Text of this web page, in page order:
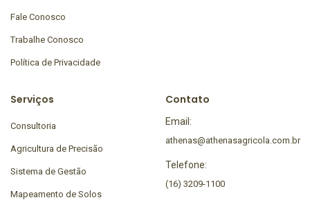
Fale Conosco
Trabalhe Conosco
Política de Privacidade
Serviços
Consultoria
Agricultura de Precisão
Sistema de Gestão
Mapeamento de Solos
Contato
Email:
athenas@athenasagricola.com.br
Telefone:
(16) 3209-1100